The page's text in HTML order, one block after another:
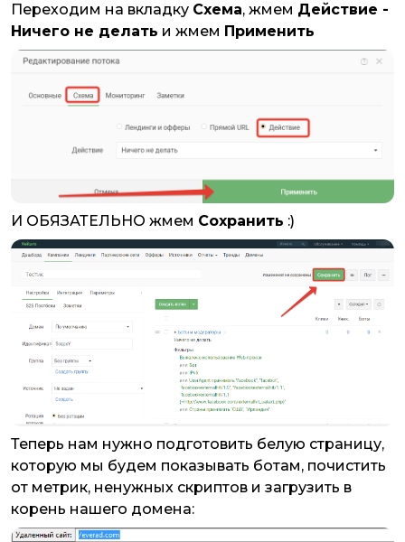
Переходим на вкладку Схема, жмем Действие -
Ничего не делать и жмем Применить
И ОБЯЗАТЕЛЬНО жмем Сохранить :)
Теперь нам нужно подготовить белую страницу,
которую мы будем показывать ботам, почистить
от метрик, ненужных скриптов и загрузить в
корень нашего домена: